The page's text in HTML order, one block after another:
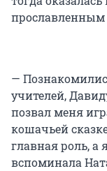
прославленным
—
учителей,
позвал меня
кошачьей
главная роль, а
вспоминала